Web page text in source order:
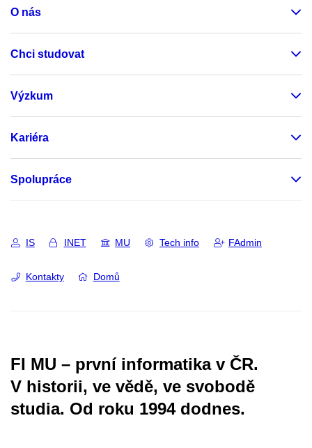
O nás
Chci studovat
Výzkum
Kariéra
Spolupráce
IS INET MU Tech info FAdmin
Kontakty Domů
FI MU – první informatika v ČR.
V historii, ve vědě, ve svobodě
studia. Od roku 1994 dodnes.